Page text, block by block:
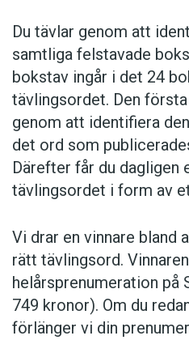
Du tävlar genom att
samtliga felstavade
bokstav ingår i det 24
tävlingsordet. Den
genom att identifiera
det ord som
Därefter får du dagligen
tävlingsordet i form av
Vi drar en vinnare bland
rätt tävlingsord.
helårsprenumeration på
749 kronor). Om du
förlänger vi din